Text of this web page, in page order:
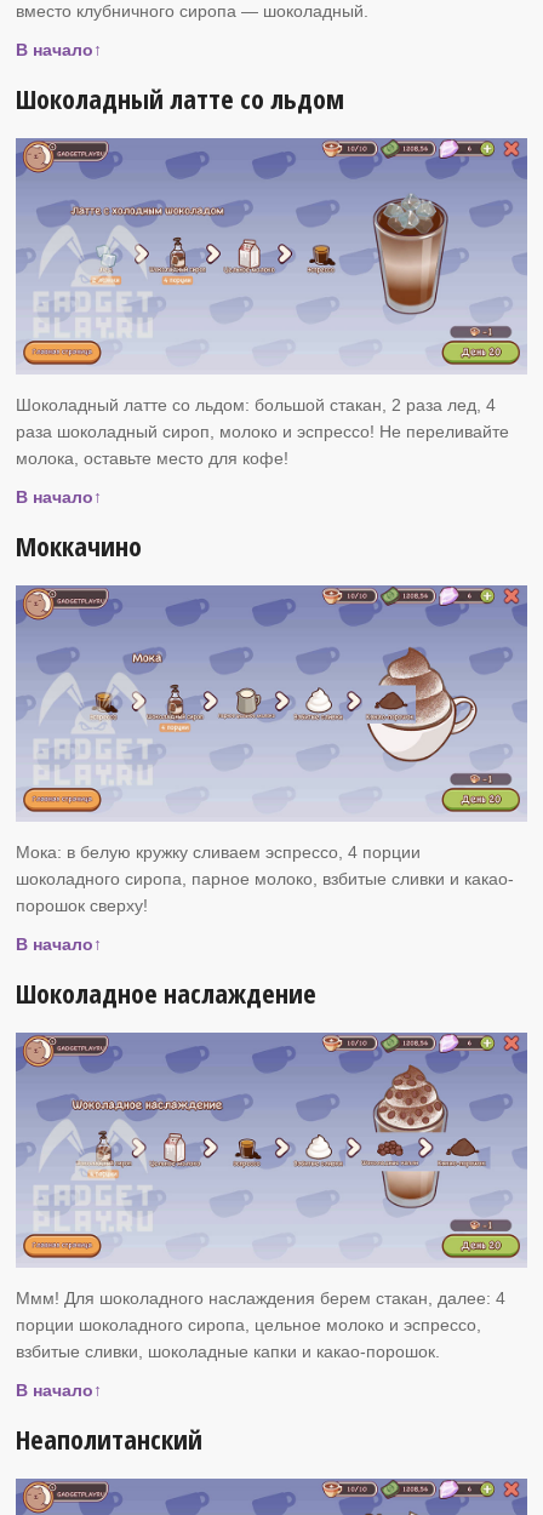
вместо клубничного сиропа — шоколадный.
В начало↑
Шоколадный латте со льдом
Шоколадный латте со льдом: большой стакан, 2 раза лед, 4
раза шоколадный сироп, молоко и эспрессо! Не переливайте
молока, оставьте место для кофе!
В начало↑
Моккачино
Мока: в белую кружку сливаем эспрессо, 4 порции
шоколадного сиропа, парное молоко, взбитые сливки и какао-
порошок сверху!
В начало↑
Шоколадное наслаждение
Ммм! Для шоколадного наслаждения берем стакан, далее: 4
порции шоколадного сиропа, цельное молоко и эспрессо,
взбитые сливки, шоколадные капки и какао-порошок.
В начало↑
Неаполитанский